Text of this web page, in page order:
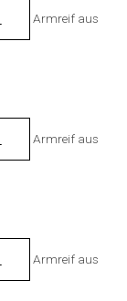
Armreif aus
Armreif aus
Armreif aus